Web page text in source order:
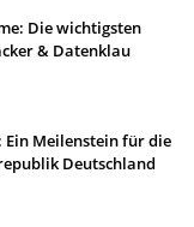
Die wichtigsten
& Datenklau
Ein Meilenstein für die
Deutschland